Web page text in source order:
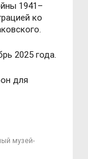
1941–
ко
2025 года.
для
музей-